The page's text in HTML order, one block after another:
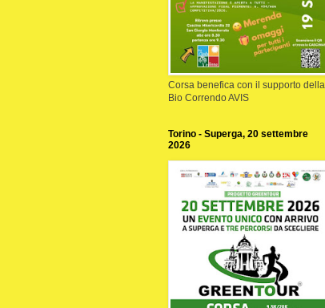
Corsa benefica con il supporto della
Bio Correndo AVIS
Torino - Superga, 20 settembre
2026